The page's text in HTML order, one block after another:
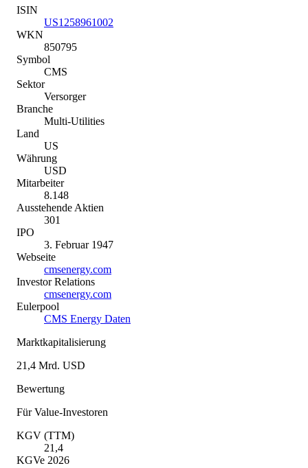
ISIN
US1258961002
WKN
850795
Symbol
CMS
Sektor
Versorger
Branche
Multi-Utilities
Land
US
Währung
USD
Mitarbeiter
8.148
Ausstehende Aktien
301
IPO
3. Februar 1947
Webseite
cmsenergy.com
Investor Relations
cmsenergy.com
Eulerpool
CMS Energy Daten
Marktkapitalisierung
21,4 Mrd. USD
Bewertung
Für Value-Investoren
KGV (TTM)
21,4
KGVe 2026